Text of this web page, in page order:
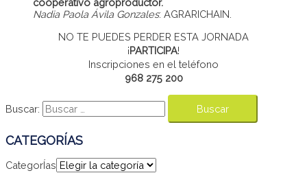
cooperativo agroproductor.
Nadia Paola Ávila Gonzales: AGRARICHAIN.
NO TE PUEDES PERDER ESTA JORNADA
¡PARTICIPA!
Inscripciones en el teléfono
968 275 200
Buscar:
CATEGORÍAS
CategorÍas